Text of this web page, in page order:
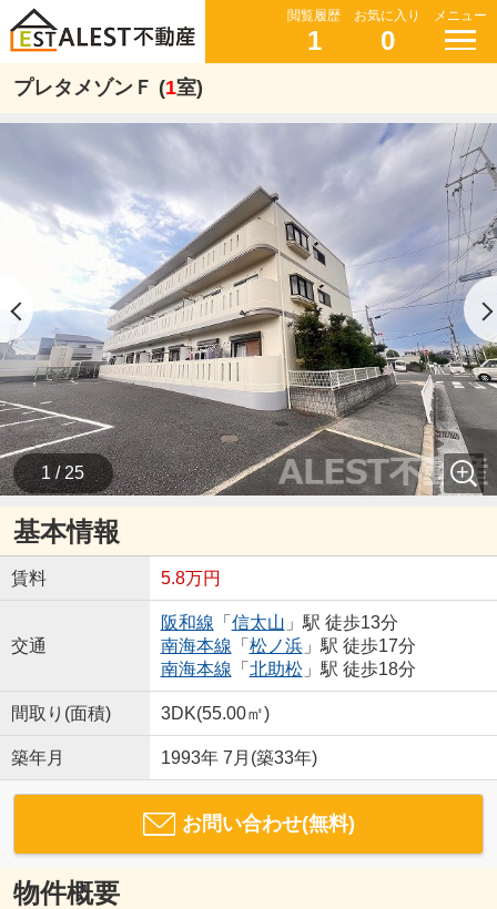
閲覧履歴
1
お気に入り
0
メニュー
プレタメゾンＦ (1室)
1 / 25
基本情報
賃料 5.8万円
交通
阪和線 「 信太山 」駅 徒歩13分
南海本線 「 松ノ浜」駅 徒歩17分
南海本線 「 北助松」駅 徒歩18分
間取り(面積) 3DK(55.00㎡)
築年月 1993年 7月(築33年)
お問い合わせ(無料)
物件概要